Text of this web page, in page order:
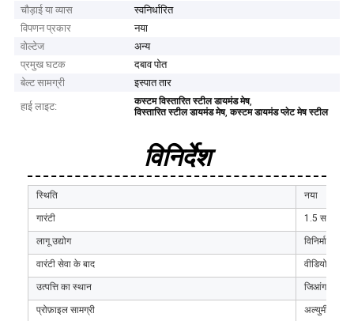
चौड़ाई या व्यास
स्वनिर्धारित
विपणन प्रकार
नया
वोल्टेज
अन्य
प्रमुख घटक
दबाव पोत
बेल्ट सामग्री
इस्पात तार
हाई लाइट:
कस्टम विस्तारित स्टील डायमंड मेष,
विस्तारित स्टील डायमंड मेष,कस्टम डायमंड प्लेट मेष स्टील
विनिर्देश
स्थिति नया
गारंटी 1.5 साल, एक
लागू उद्योग विनिर्माण
वारंटी सेवा के बाद वीडियो
उत्पत्ति का स्थान जिआंगसु, चीन
प्रोफ़ाइल सामग्री अल्युमीनियम